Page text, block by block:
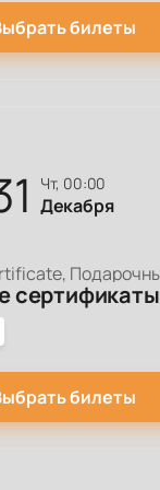
билеты
чт, 00:00
Декабря
сертификаты
билеты